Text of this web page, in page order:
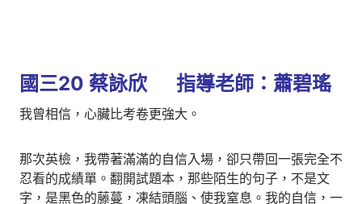
國三20 蔡詠欣 指導老師：蕭碧瑤
我曾相信，心臟比考卷更強大。
那次英檢，我帶著滿滿的自信入場，卻只帶回一張完全不
忍看的成績單。​翻開試題本，那些陌生的句子，不是文
字，是黑色的藤蔓，凍結頭腦、使我窒息。我的自信，一